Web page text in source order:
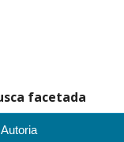
facetada
Autoria